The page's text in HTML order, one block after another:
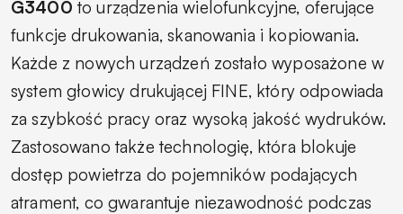
G3400 to urządzenia wielofunkcyjne, oferujące
funkcje drukowania, skanowania i kopiowania.
Każde z nowych urządzeń zostało wyposażone w
system głowicy drukującej FINE, który odpowiada
za szybkość pracy oraz wysoką jakość wydruków.
Zastosowano także technologię, która blokuje
dostęp powietrza do pojemników podających
atrament, co gwarantuje niezawodność podczas